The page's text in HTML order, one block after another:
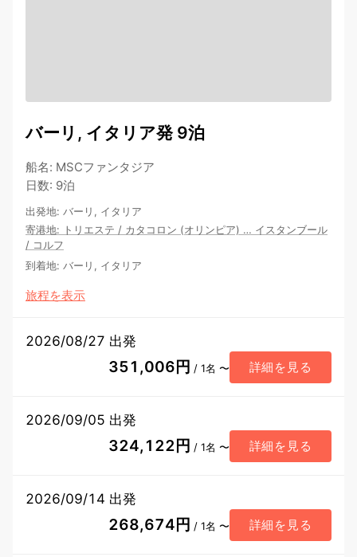
バーリ, イタリア発 9泊
船名: MSCファンタジア
日数: 9泊
出発地: バーリ, イタリア
寄港地: トリエステ / カタコロン (オリンピア) … イスタンブール
/ コルフ
到着地: バーリ, イタリア
旅程を表示
2026/08/27 出発
351,006円 / 1名 〜 詳細を見る
2026/09/05 出発
324,122円 / 1名 〜 詳細を見る
2026/09/14 出発
268,674円 / 1名 〜 詳細を見る